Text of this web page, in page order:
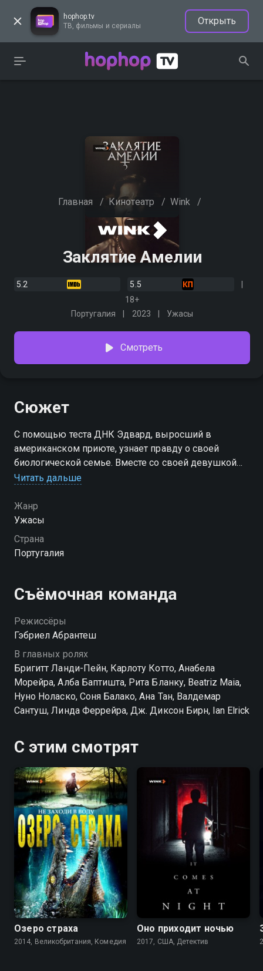
hophop.tv
ТВ, фильмы и сериалы
Открыть
Главная / Кинотеатр / Wink /
Заклятие Амелии
5.2
5.5
18+
Португалия
2023 Ужасы
Смотреть
Сюжет
С помощью теста ДНК Эдвард, выросший в
американском приюте, узнает правду о своей
биологической семье. Вместе со своей девушкой
Райли он прибывает в Португалию, чтобы
экстравагантной матерью, которые ведут
уединенный образ жизни в загородном особняке,
пользующимся дурной славой у местных жителей.
Пока Эдвард переживает эйфорию, Райли
обращает внимание на странное поведение его
тайны, которые представляют угрозу для ее жизни.
Читать дальше
Жанр
Ужасы
Страна
Португалия
Съёмочная команда
Режиссёры
Гэбриел Абрантеш
В главных ролях
Бригитт Ланди-Пейн, Карлоту Котто, Анабела
Морейра, Алба Баптишта, Рита Бланку, Beatriz Maia,
Нуно Ноласко, Соня Балако, Ана Тан, Валдемар
Сантуш, Линда Феррейра, Дж. Диксон Бирн, Ian Elrick
С этим смотрят
4.1 4.0
Озеро страха
2014, Великобритания, Комедия
Оно приходит ночью
2017, США, Детектив